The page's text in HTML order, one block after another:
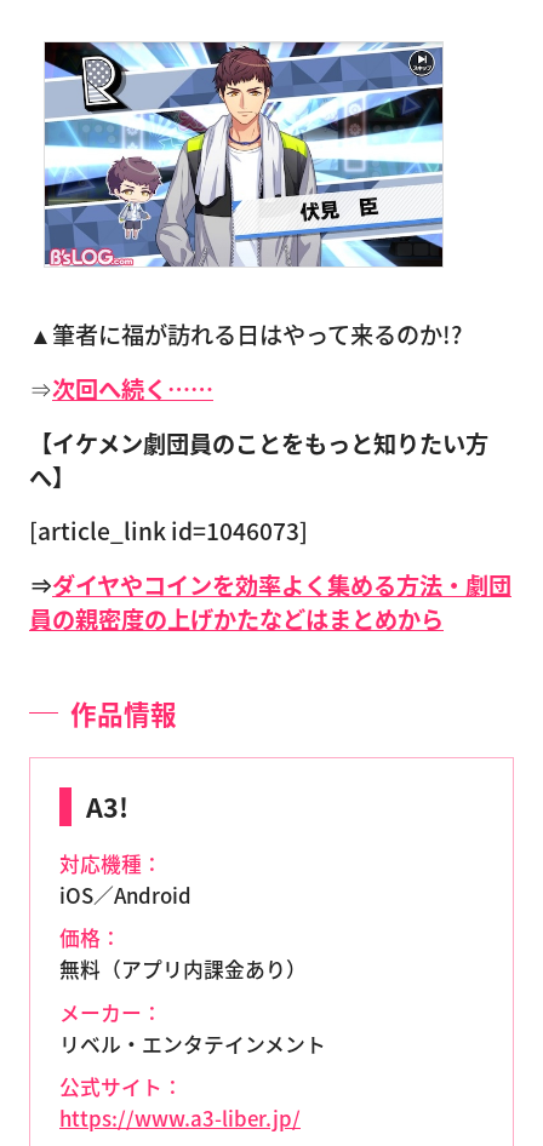
▲筆者に福が訪れる日はやって来るのか!?
⇒次回へ続く……
【イケメン劇団員のことをもっと知りたい方
へ】
[article_link id=1046073]
⇒ダイヤやコインを効率よく集める方法・劇団
員の親密度の上げかたなどはまとめから
作品情報
A3!
対応機種：
iOS／Android
価格：
無料（アプリ内課金あり）
メーカー：
リベル・エンタテインメント
公式サイト：
https://www.a3-liber.jp/